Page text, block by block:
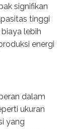
signifikan
tinggi
lebih
energi
dalam
ukuran
yang